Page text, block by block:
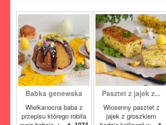
Babka genewska
Wielkanocna baba z
przepisu którego robiła
Pasztet z jajek z...
Wiosenny pasztet z
jajek z groszkiem